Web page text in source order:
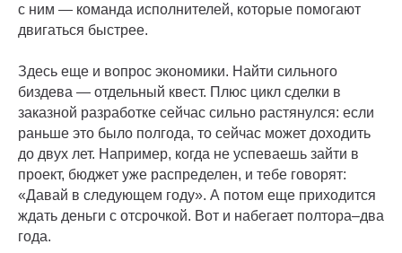
с ним — команда исполнителей, которые помогают
двигаться быстрее.
Здесь еще и вопрос экономики. Найти сильного
биздева — отдельный квест. Плюс цикл сделки в
заказной разработке сейчас сильно растянулся: если
раньше это было полгода, то сейчас может доходить
до двух лет. Например, когда не успеваешь зайти в
проект, бюджет уже распределен, и тебе говорят:
«Давай в следующем году». А потом еще приходится
ждать деньги с отсрочкой. Вот и набегает полтора–два
года.